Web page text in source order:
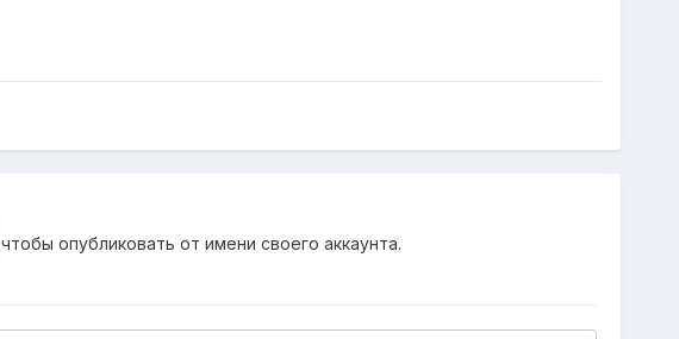
, чтобы опубликовать от имени своего аккаунта.